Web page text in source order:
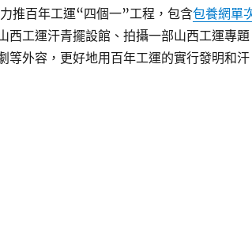
推百年工運“四個一”工程，包含包養網單
西工運汗青擺設館、拍攝一部山西工運專題
等外容，更好地用百年工運的實行發明和汗